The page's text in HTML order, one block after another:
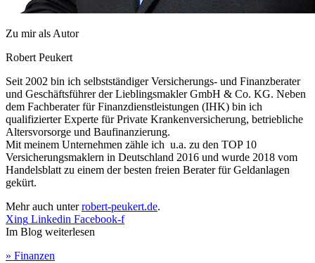
Zu mir als Autor
Robert Peukert
Seit 2002 bin ich selbstständiger Versicherungs- und Finanzberater
und Geschäftsführer der Lieblingsmakler GmbH & Co. KG. Neben
dem Fachberater für Finanzdienstleistungen (IHK) bin ich
qualifizierter Experte für Private Krankenversicherung, betriebliche
Altersvorsorge und Baufinanzierung.
Mit meinem Unternehmen zähle ich u.a. zu den TOP 10
Versicherungsmaklern in Deutschland 2016 und wurde 2018 vom
Handelsblatt zu einem der besten freien Berater für Geldanlagen
gekürt.
Mehr auch unterrobert-peukert.de.
Xing Linkedin Facebook-f
Im Blog weiterlesen
» Finanzen